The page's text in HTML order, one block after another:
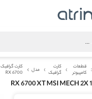
قطعات
کامپیوتر
کارت
گرافیک
مدل
کارت گرافیک
RX 6700